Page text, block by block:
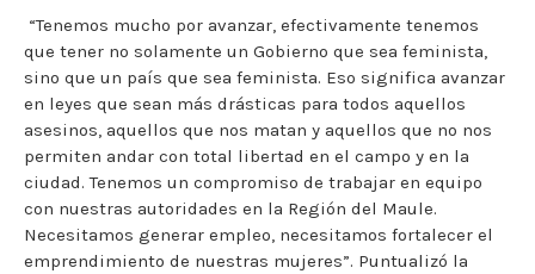
“Tenemos mucho por avanzar, efectivamente tenemos
que tener no solamente un Gobierno que sea feminista,
sino que un país que sea feminista. Eso significa avanzar
en leyes que sean más drásticas para todos aquellos
asesinos, aquellos que nos matan y aquellos que no nos
permiten andar con total libertad en el campo y en la
ciudad. Tenemos un compromiso de trabajar en equipo
con nuestras autoridades en la Región del Maule.
Necesitamos generar empleo, necesitamos fortalecer el
emprendimiento de nuestras mujeres”. Puntualizó la